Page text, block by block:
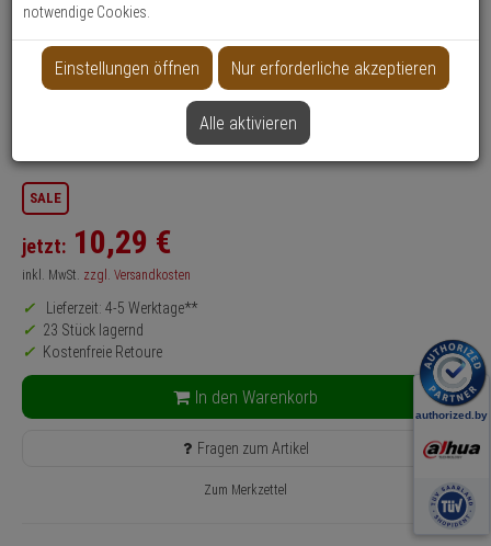
Datenblatt drucken
Produktinformationen
Zubehörartikel, Adapter
Anwendung: Videoüberwachung
SALE
jetzt: 10,29 €
inkl. MwSt. zzgl. Versandkosten
Lieferzeit: 4-5 Werktage**
23 Stück lagernd
Kostenfreie Retoure
In den Warenkorb
Fragen zum Artikel
Zum Merkzettel
notwendige Cookies.
Einstellungen öffnen Nur erforderliche akzeptieren
Alle aktivieren